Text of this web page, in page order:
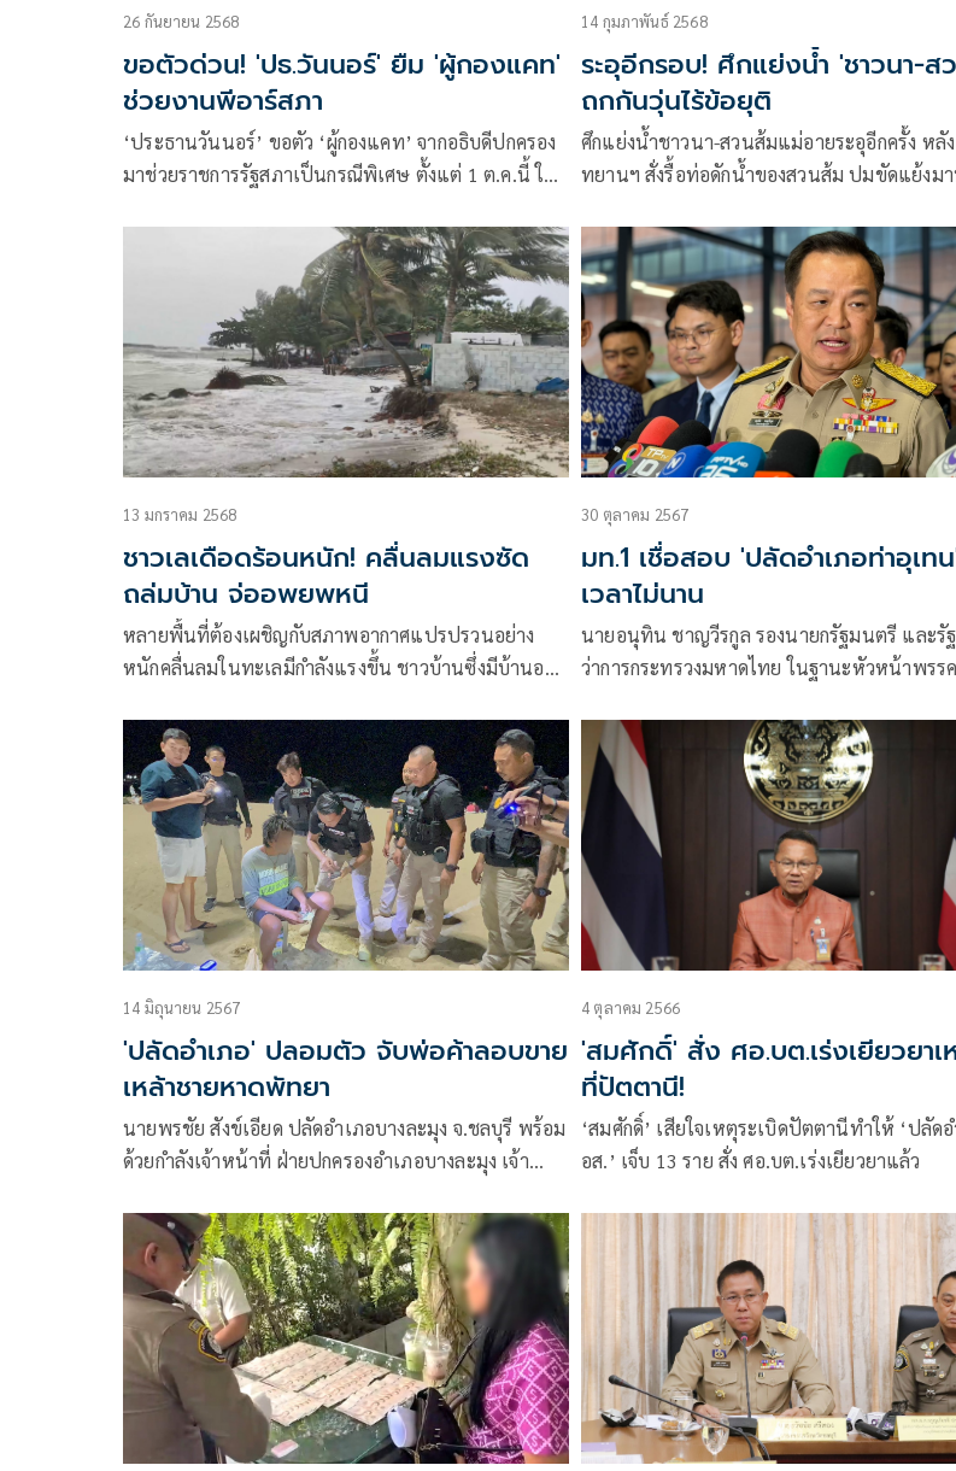
26 กันยายน 2568
ขอตัวด่วน! 'ปธ.วันนอร์' ยืม 'ผู้กองแคท'
ช่วยงานพีอาร์สภา
‘ประธานวันนอร์’ ขอตัว ‘ผู้กองแคท’ จากอธิบดีปกครอง
มาช่วยราชการรัฐสภาเป็นกรณีพิเศษ ตั้งแต่ 1 ต.ค.นี้ ใน
14 กุมภาพันธ์ 2568
ระอุอีกรอบ! ศึกแย่งน้ำ 'ชาวนา-ส
ถกกันวุ่นไร้ข้อยุติ
ศึกแย่งน้ำชาวนา-สวนส้มแม่อายระอุอีกครั้ง หลั
ทยานฯ สั่งรื้อท่อดักน้ำของสวนส้ม ปมขัดแย้งม
ถกวุ่นไร้ข้อยุติ
13 มกราคม 2568
ชาวเลเดือดร้อนหนัก! คลื่นลมแรงซัด
ถล่มบ้าน จ่ออพยพหนี
หลายพื้นที่ต้องเผชิญกับสภาพอากาศแปรปรวนอย่าง
หนักคลื่นลมในทะเลมีกำลังแรงขึ้น ชาวบ้านซึ่งมีบ้านอยู่
อ.เมืองสงขลา
30 ตุลาคม 2567
มท.1 เชื่อสอบ 'ปลัดอำเภอท่าอุเท
เวลาไม่นาน
นายอนุทิน ชาญวีรกูล รองนายกรัฐมนตรี และรั
ว่าการกระทรวงมหาดไทย ในฐานะหัวหน้าพรร
14 มิถุนายน 2567
'ปลัดอำเภอ' ปลอมตัว จับพ่อค้าลอบขาย
เหล้าชายหาดพัทยา
นายพรชัย สังข์เอียด ปลัดอำเภอบางละมุง จ.ชลบุรี พร้อม
ด้วยกำลังเจ้าหน้าที่ ฝ่ายปกครองอำเภอบางละมุง เจ้า
4 ตุลาคม 2566
'สมศักดิ์' สั่ง ศอ.บต.เร่งเยียวยา
ที่ปัตตานี!
‘สมศักดิ์’ เสียใจเหตุระเบิดปัตตานีทำให้ ‘ปลัด
อส.’ เจ็บ 13 ราย สั่ง ศอ.บต.เร่งเยียวยาแล้ว